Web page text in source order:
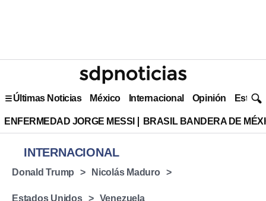
Últimas Noticias México Internacional Opinión Estilo
ENFERMEDAD JORGE MESSI BRASIL BANDERA DE
INTERNACIONAL
Donald Trump Nicolás Maduro
Estados Unidos Venezuela